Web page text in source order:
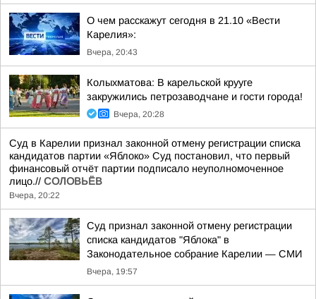
О чем расскажут сегодня в 21.10 «Вести
Карелия»:
Вчера, 20:43
Колыхматова: В карельской крууге
закружились петрозаводчане и гости города!
Вчера, 20:28
Суд в Карелии признал законной отмену регистрации списка
кандидатов партии «Яблоко» Суд постановил, что первый
финансовый отчёт партии подписало неуполномоченное
лицо.// СОЛОВЬЁВ
Вчера, 20:22
Суд признал законной отмену регистрации
списка кандидатов "Яблока" в
Законодательное собрание Карелии — СМИ
Вчера, 19:57